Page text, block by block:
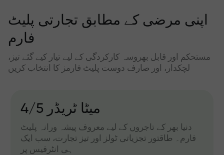
اپنی مرضی کے مطابق تجارتی پلیٹ
فارم
مستحکم اور قابل بھروسہ کارکردگی کے لیے تیار کیے گئے تیز،
لچکدار، اور صارف دوست پلیٹ فارمز کا انتخاب کریں
میٹا ٹریڈر 4/5
دنیا بھر کے تاجروں کے لیے معروف پیشہ ورانہ پلیٹ
فارم۔ طاقتور تجزیاتی ٹولز اور تیز تجارت، سب ایک
ہی انٹرفیس پر